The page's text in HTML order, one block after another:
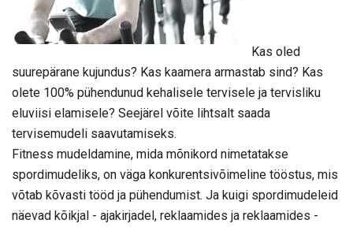
Kas oled
suurepärane kujundus? Kas kaamera armastab sind? Kas
olete 100% pühendunud kehalisele tervisele ja tervisliku
eluviisi elamisele? Seejärel võite lihtsalt saada
tervisemudeli saavutamiseks.
Fitness mudeldamine, mida mõnikord nimetatakse
spordimudeliks, on väga konkurentsivõimeline tööstus, mis
võtab kõvasti tööd ja pühendumist. Ja kuigi spordimudeleid
näevad kõikjal - ajakirjadel, reklaamides ja reklaamides -